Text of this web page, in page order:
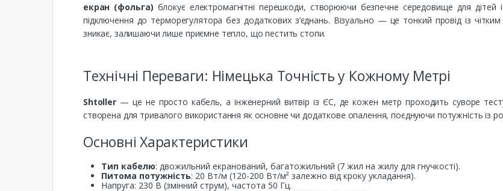
екран (фольга) блокує електромагнітні перешкоди, створюючи безпечне середовище для
підключення до терморегулятора без додаткових з’єднань. Візуально — це тонкий провід із
зникає, залишаючи лише приємне тепло, що пестить стопи.
Технічні Переваги: Німецька Точність у Кожному Метрі
Shtoller— це не просто кабель, а інженерний витвір із ЄС, де кожен метр проходить суворе
створена для тривалого використання як основне чи додаткове опалення, поєднуючи потужність із
Основні Характеристики
Тип кабелю: двожильний екранований, багатожильний (7 жил на жилу для гнучкості).
Питома потужність: 20 Вт/м (120-200 Вт/м² залежно від кроку укладання).
Напруга: 230 В (змінний струм), частота 50 Гц.